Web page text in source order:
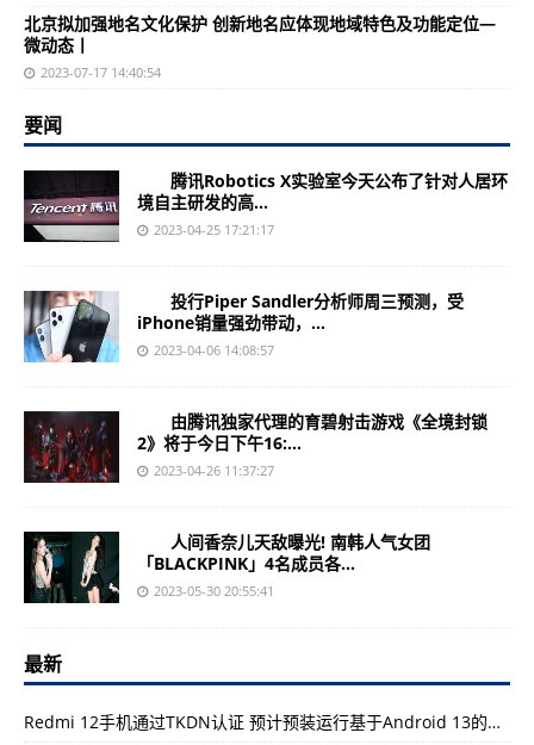
北京拟加强地名文化保护 创新地名应体现地域特色及功能定位—
微动态丨
2023-07-17 14:40:54
要闻
腾讯Robotics X实验室今天公布了针对人居环
境自主研发的高...
2023-04-25 17:21:17
投行Piper Sandler分析师周三预测，受
iPhone销量强劲带动，...
2023-04-06 14:08:57
由腾讯独家代理的育碧射击游戏《全境封锁
2》将于今日下午16:...
2023-04-26 11:37:27
人间香奈儿天敌曝光! 南韩人气女团
「BLACKPINK」4名成员各...
2023-05-30 20:55:41
最新
Redmi 12手机通过TKDN认证 预计预装运行基于Android 13的操作系统